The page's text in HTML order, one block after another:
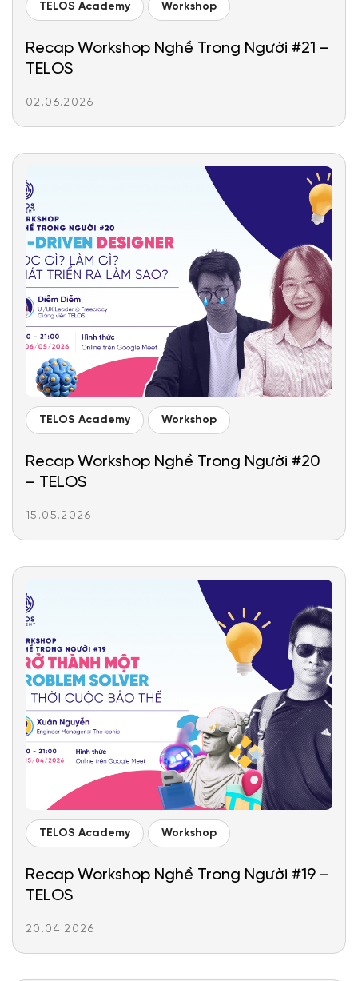
TELOS Academy Workshop
Recap Workshop Nghề Trong Người #21 –
TELOS
02.06.2026
TELOS Academy Workshop
Recap Workshop Nghề Trong Người #20
– TELOS
15.05.2026
TELOS Academy Workshop
Recap Workshop Nghề Trong Người #19 –
TELOS
20.04.2026